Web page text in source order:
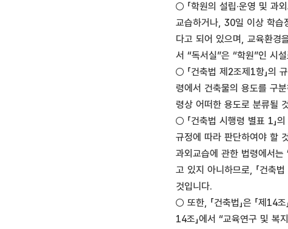
○ 「학원의 설립·운영 및 과
교습하거나, 30일 이상 학습
다고 되어 있으며, 교육환경
서 “독서실”은 “학원”인 시
○ 「건축법 제2조제1항」의
령에서 건축물의 용도를 구
령상 어떠한 용도로 분류될
○ 「건축법 시행령 별표 1」
규정에 따라 판단하여야 할
과외교습에 관한 법령에서는
고 있지 아니하므로, 「건축
것입니다.
○ 또한, 「건축법」은 「제14
14조」에서 “교육연구 및 복